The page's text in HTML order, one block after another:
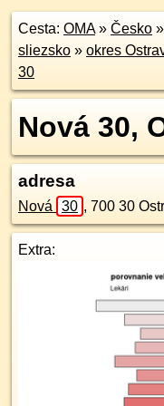
Cesta: OMA» Česko »
sliezsko » okres
30
Nová 30,
adresa
Nová 30 , 700 30
Extra: